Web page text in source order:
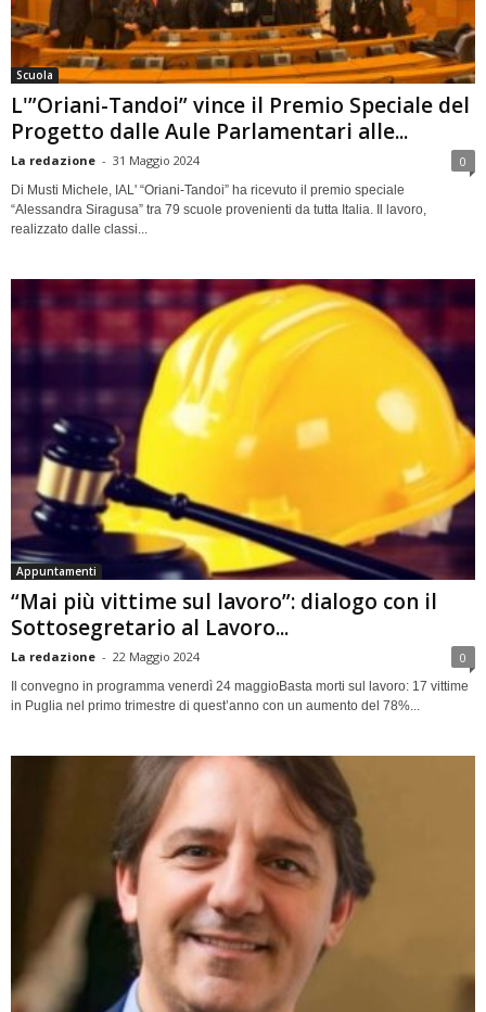
Scuola
L'”Oriani-Tandoi” vince il Premio Speciale del
Progetto dalle Aule Parlamentari alle...
La redazione - 31 Maggio 2024 0
Di Musti Michele, IAL' “Oriani-Tandoi” ha ricevuto il premio speciale
“Alessandra Siragusa” tra 79 scuole provenienti da tutta Italia. Il lavoro,
realizzato dalle classi...
Appuntamenti
“Mai più vittime sul lavoro”: dialogo con il
Sottosegretario al Lavoro...
La redazione - 22 Maggio 2024 0
Il convegno in programma venerdì 24 maggioBasta morti sul lavoro: 17 vittime
in Puglia nel primo trimestre di quest’anno con un aumento del 78%...